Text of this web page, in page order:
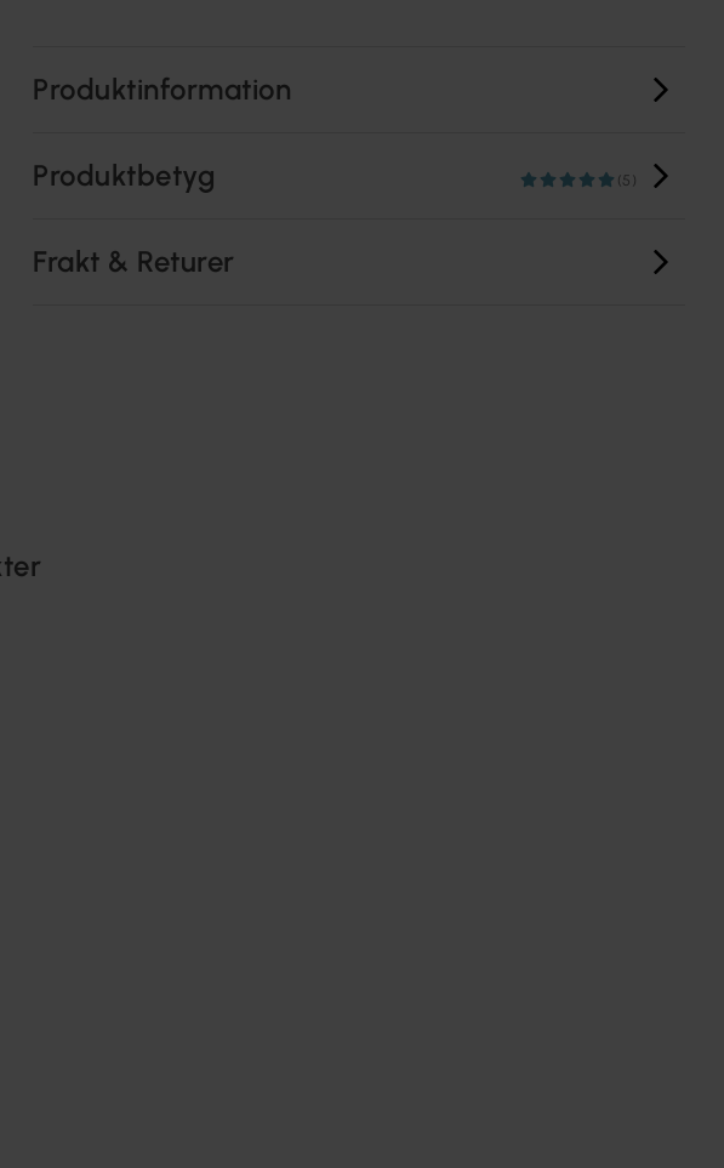
Produktinformation
Produktbetyg (5)
Frakt & Returer